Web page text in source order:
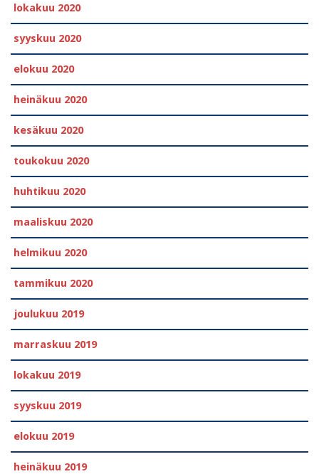
lokakuu 2020
syyskuu 2020
elokuu 2020
heinäkuu 2020
kesäkuu 2020
toukokuu 2020
huhtikuu 2020
maaliskuu 2020
helmikuu 2020
tammikuu 2020
joulukuu 2019
marraskuu 2019
lokakuu 2019
syyskuu 2019
elokuu 2019
heinäkuu 2019